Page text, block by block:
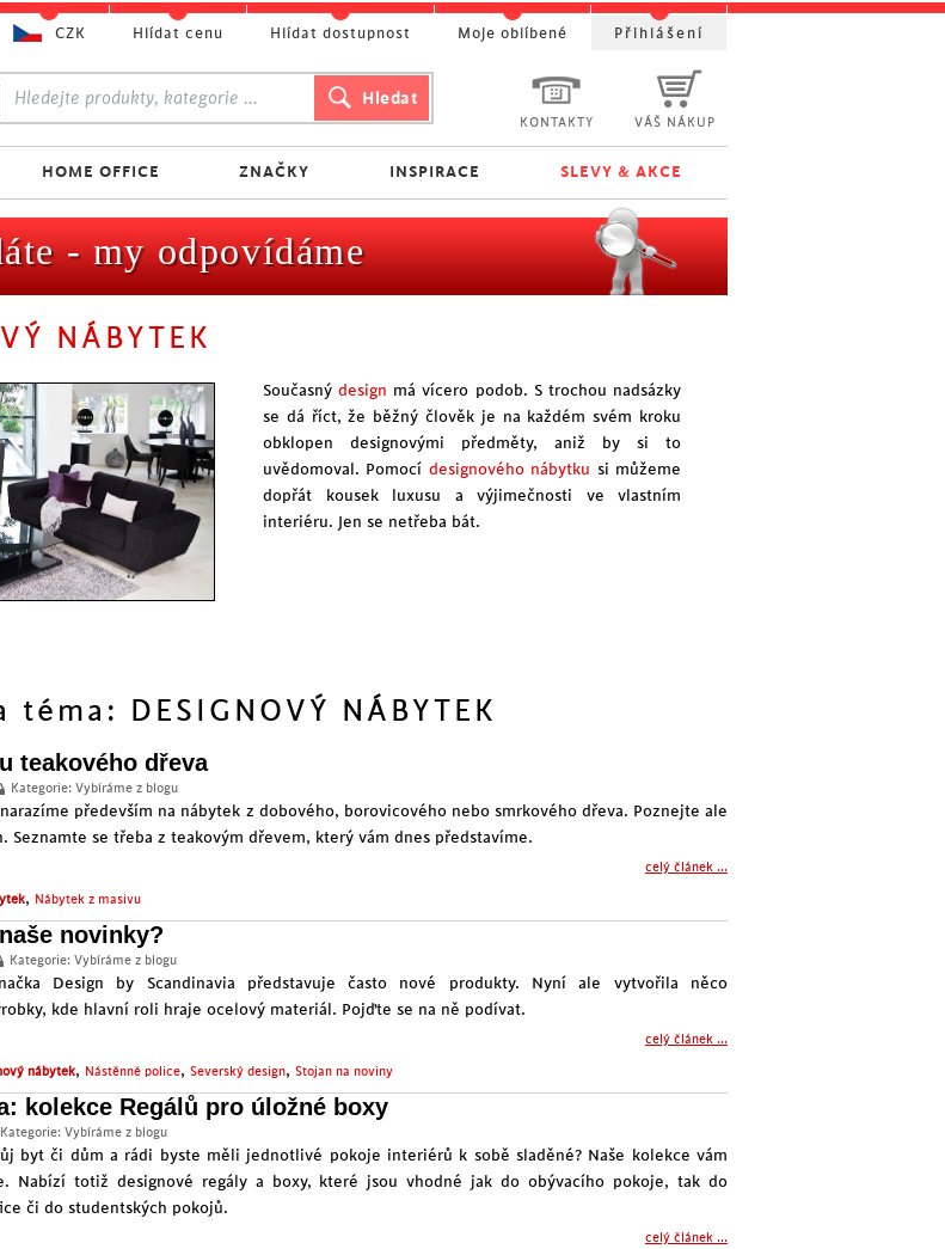
- my odpovídáme
NÁBYTEK
Současnýdesign má vícero podob. S trochou nadsázky
se dá říct, že běžný člověk je na každém svém kroku
obklopen designovými předměty, aniž by si to
uvědomoval. Pomocí designového nábytku si můžeme
dopřát kousek luxusu a výjimečnosti ve vlastním
interiéru. Jen se netřeba bát.
téma: DESIGNOVÝ NÁBYTEK
teakového dřeva
Kategorie: Vybíráme z blogu
především na nábytek z dobového, borovicového nebo smrkového dřeva. Poznejte ale
Seznamte se třeba z teakovým dřevem, který vám dnes představíme.
celý článek ...
, Nábytek z masivu
novinky?
Kategorie: Vybíráme z blogu
Design by Scandinavia představuje často nové produkty. Nyní ale vytvořila něco
kde hlavní roli hraje ocelový materiál. Pojďte se na ně podívat.
celý článek ...
nábytek, Nástěnné police, Severský design, Stojan na noviny
kolekce Regálů pro úložné boxy
Kategorie: Vybíráme z blogu
byt či dům a rádi byste měli jednotlivé pokoje interiérů k sobě sladěné? Naše kolekce vám
Nabízí totiž designové regály a boxy, které jsou vhodné jak do obývacího pokoje, tak do
či do studentských pokojů.
celý článek ...
KONTAKTY VÁŠ NÁKUP
HOME OFFICE ZNAČKY INSPIRACE SLEVY & AKCE
CZK Hlídat cenu Hlídat dostupnost Moje oblíbené Přihlášení